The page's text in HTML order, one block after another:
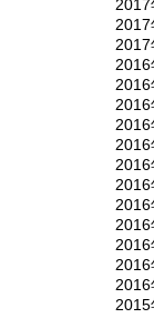
2017
2017
2017
2016
2016
2016
2016
2016
2016
2016
2016
2016
2016
2016
2016
2015